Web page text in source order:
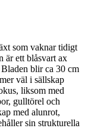
som vaknar tidigt
är ett blåsvart ax
blir ca 30 cm
väl i sällskap
liksom med
gulltörel och
med alunrot,
sin strukturella